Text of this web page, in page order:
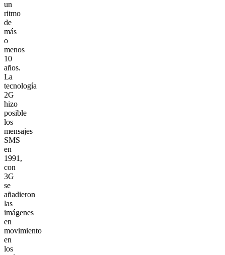
un
ritmo
de
más
o
menos
10
años.
La
tecnología
2G
hizo
posible
los
mensajes
SMS
en
1991,
con
3G
se
añadieron
las
imágenes
en
movimiento
en
los